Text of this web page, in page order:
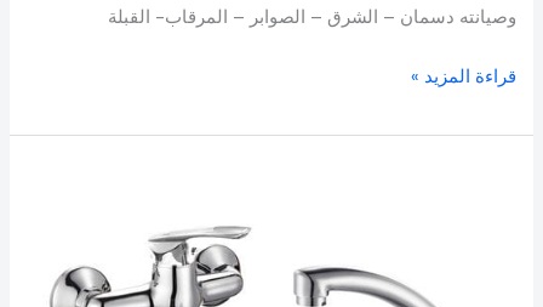
وصيانته دسمان – الشرق – الصوابر – المرقاب- القبلة
قراءة المزيد »